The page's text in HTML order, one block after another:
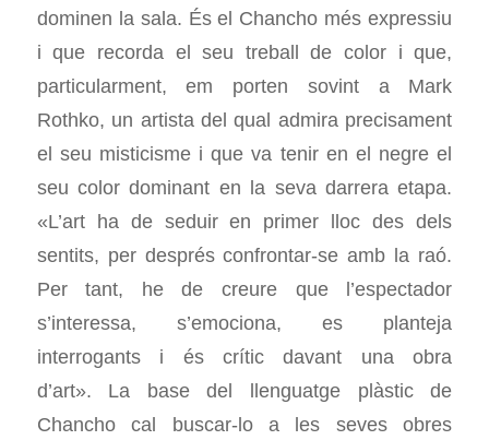
dominen la sala. És el Chancho més expressiu
i que recorda el seu treball de color i que,
particularment, em porten sovint a Mark
Rothko, un artista del qual admira precisament
el seu misticisme i que va tenir en el negre el
seu color dominant en la seva darrera etapa.
«L’art ha de seduir en primer lloc des dels
sentits, per després confrontar-se amb la raó.
Per tant, he de creure que l’espectador
s’interessa, s’emociona, es planteja
interrogants i és crític davant una obra
d’art». La base del llenguatge plàstic de
Chancho cal buscar-lo a les seves obres